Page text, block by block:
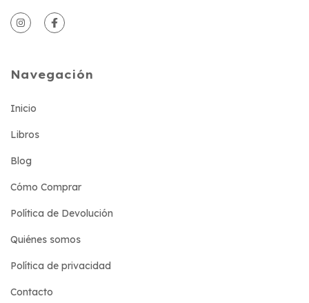
Navegación
Inicio
Libros
Blog
Cómo Comprar
Política de Devolución
Quiénes somos
Política de privacidad
Contacto